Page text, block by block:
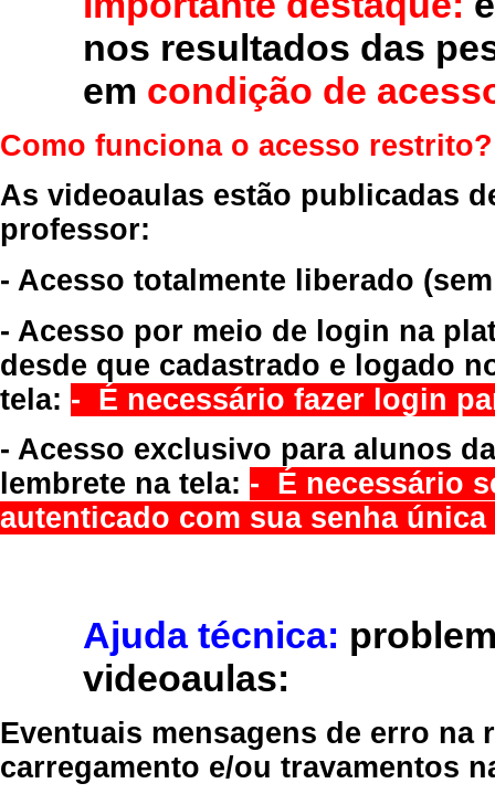
nos resultados das
em condição de
Como funciona o acesso restrito?
As videoaulas estão publicadas
professor:
- Acesso totalmente liberado
- Acesso por meio de login na
desde que cadastrado e logado
tela: - É necessário fazer login
- Acesso exclusivo para alunos
lembrete na tela: - É necessário
autenticado com sua senha
Ajuda técnica:
videoaulas:
Eventuais mensagens de erro
carregamento e/ou travamentos